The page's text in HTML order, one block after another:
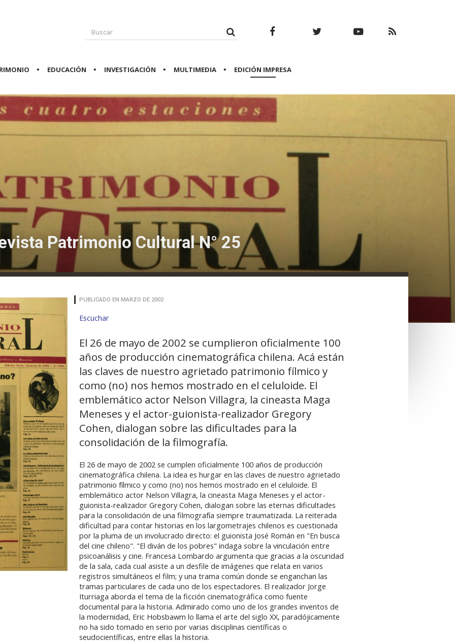
EDUCACIÓN INVESTIGACIÓN MULTIMEDIA EDICIÓN IMPRESA
Patrimonio Cultural N° 25
PUBLICADO EN MARZO DE 2002
Escuchar
El 26 de mayo de 2002 se cumplieron oficialmente 100
años de producción cinematográfica chilena. Acá están
las claves de nuestro agrietado patrimonio fílmico y
como (no) nos hemos mostrado en el celuloide. El
emblemático actor Nelson Villagra, la cineasta Maga
Meneses y el actor-guionista-realizador Gregory
Cohen, dialogan sobre las dificultades para la
consolidación de la filmografía.
El 26 de mayo de 2002 se cumplen oficialmente 100 años de producción
cinematográfica chilena. La idea es hurgar en las claves de nuestro agrietado
patrimonio fílmico y como (no) nos hemos mostrado en el celuloide. El
emblemático actor Nelson Villagra, la cineasta Maga Meneses y el actor-
guionista-realizador Gregory Cohen, dialogan sobre las eternas dificultades
para la consolidación de una filmografía siempre traumatizada. La reiterada
dificultad para contar historias en los largometrajes chilenos es cuestionada
por la pluma de un involucrado directo: el guionista José Román en "En busca
del cine chileno". "El diván de los pobres" indaga sobre la vinculación entre
psicoanálisis y cine. Francesa Lombardo argumenta que gracias a la oscuridad
de la sala, cada cual asiste a un desfile de imágenes que relata en varios
registros simultáneos el film; y una trama común donde se enganchan las
tramas particulares de cada uno de los espectadores. El realizador Jorge
Iturriaga aborda el tema de la ficción cinematográfica como fuente
documental para la historia. Admirado como uno de los grandes inventos de
la modernidad, Eric Hobsbawm lo llama el arte del siglo XX, paradójicamente
no ha sido tomado en serio por varias disciplinas científicas o
seudocientíficas, entre ellas la historia.